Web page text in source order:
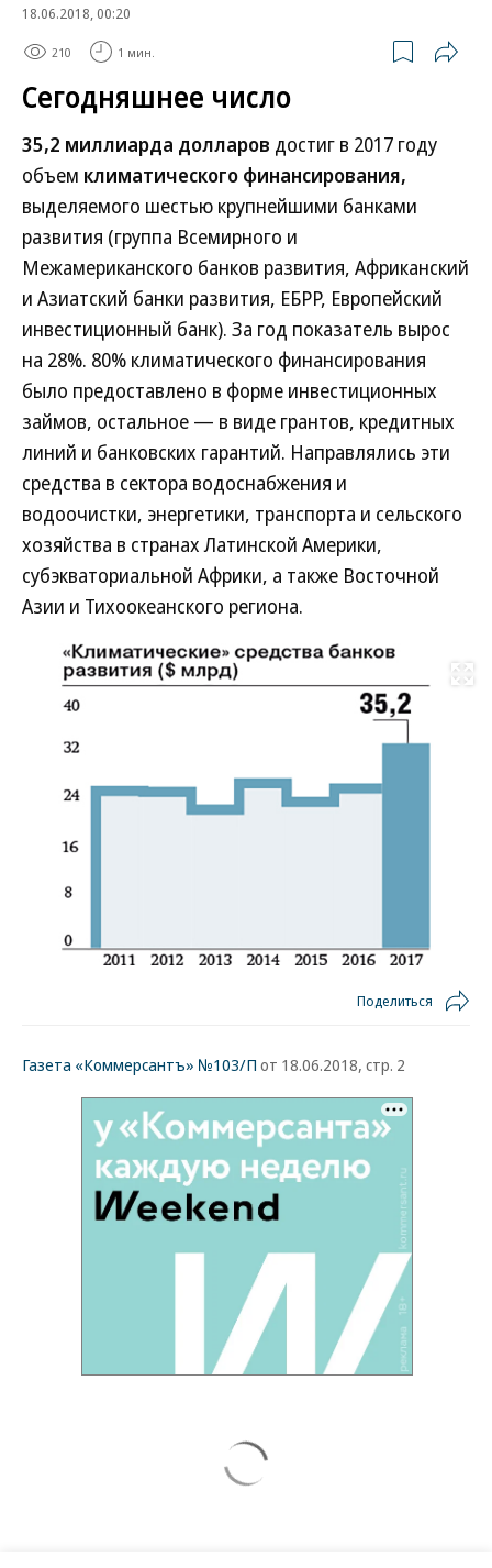
18.06.2018, 00:20
210 1 мин.
Сегодняшнее число
35,2 миллиарда долларов достиг в 2017 году
объем климатического финансирования,
выделяемого шестью крупнейшими банками
развития (группа Всемирного и
Межамериканского банков развития, Африканский
и Азиатский банки развития, ЕБРР, Европейский
инвестиционный банк). За год показатель вырос
на 28%. 80% климатического финансирования
было предоставлено в форме инвестиционных
займов, остальное — в виде грантов, кредитных
линий и банковских гарантий. Направлялись эти
средства в сектора водоснабжения и
водоочистки, энергетики, транспорта и сельского
хозяйства в странах Латинской Америки,
субэкваториальной Африки, а также Восточной
Азии и Тихоокеанского региона.
Поделиться
Газета «Коммерсантъ» №103/П от 18.06.2018, стр. 2